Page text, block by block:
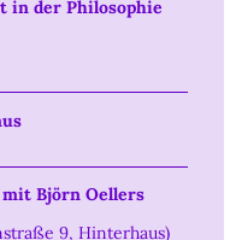
in der Philosophie
mit Björn Oellers
9, Hinterhaus)